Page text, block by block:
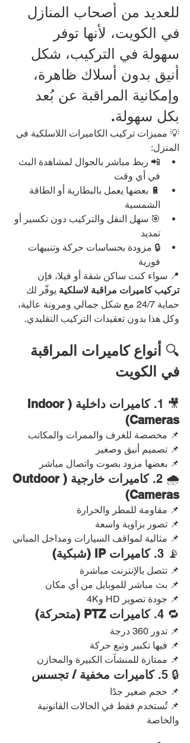
للعديد من أصحاب المنازل
في الكويت، لأنها توفر
سهولة في التركيب، شكل
أنيق بدون أسلاك ظاهرة،
وإمكانية المراقبة عن بُعد
بكل سهولة.
💡 مميزات تركيب الكاميرات اللاسلكية في
المنزل:
📲 ربط مباشر بالجوال لمشاهدة البث
في أي وقت
🔋 بعضها يعمل بالبطارية أو الطاقة
الشمسية
🎯 سهل النقل والتركيب دون تكسير أو
تمديد
🔒 مزودة بحساسات حركة وتنبيهات
فورية
📍 سواء كنت ساكن شقة أو فيلا، فإن
تركيب كاميرات مراقبة لاسلكية يوفّر لك
حماية 24/7 مع شكل جمالي ومرونة عالية،
وكل هذا بدون تعقيدات التركيب التقليدي.
🔍 أنواع كاميرات المراقبة
في الكويت
🎥 1.
كاميرات داخلية (Indoor
Cameras)
📌 مخصصة للغرف والممرات والمكاتب
📌 تصميم أنيق وصغير
📌 بعضها مزود بصوت واتصال مباشر
🌧️ 2.
كاميرات خارجية (Outdoor
Cameras)
📌 مقاومة للمطر والحرارة
📌 تصور بزاوية واسعة
📌 مثالية لمواقف السيارات ومداخل المباني
📡 3. كاميرات IP (شبكية)
📌 تتصل بالإنترنت مباشرة
📌 بث مباشر للموبايل من أي مكان
📌 جودة تصوير HD و4K
🔁 4. كاميرات PTZ (متحركة)
📌 تدور 360 درجة
📌 فيها تكبير وتبع حركة
📌 ممتازة للمنشآت الكبيرة والمخازن
🔒 5. كاميرات مخفية / تجسس
📌 حجم صغير جدًا
📌 تُستخدم فقط في الحالات القانونية
والخاصة